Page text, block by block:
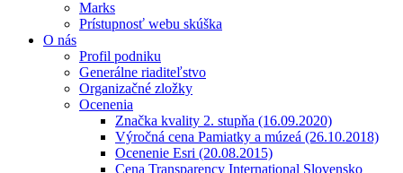
Marks
Prístupnosť webu skúška
O nás
Profil podniku
Generálne riaditeľstvo
Organizačné zložky
Ocenenia
Značka kvality 2. stupňa (16.09.2020)
Výročná cena Pamiatky a múzeá (26.10.2018)
Ocenenie Esri (20.08.2015)
Cena Transparency International Slovensko